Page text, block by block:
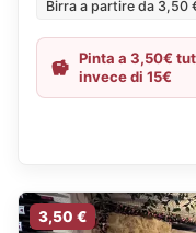
Birra a partire da 3,50
Pinta a 3,50€
invece di 15€
3,50 €